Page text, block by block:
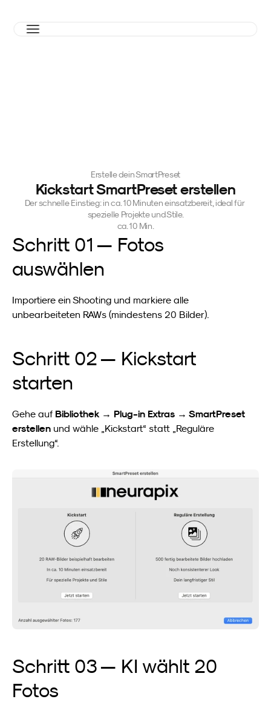
Erstelle dein SmartPreset
Kickstart SmartPreset erstellen
Der schnelle Einstieg: in ca. 10 Minuten einsatzbereit, ideal für
spezielle Projekte und Stile.
ca. 10 Min.
Schritt 01 — Fotos
auswählen
Importiere ein Shooting und markiere alle
unbearbeiteten RAWs (mindestens 20 Bilder).
Schritt 02 — Kickstart
starten
Gehe auf Bibliothek → Plug-in Extras → SmartPreset
erstellen und wähle „Kickstart“ statt „Reguläre
Erstellung“.
Schritt 03 — KI wählt 20
Fotos